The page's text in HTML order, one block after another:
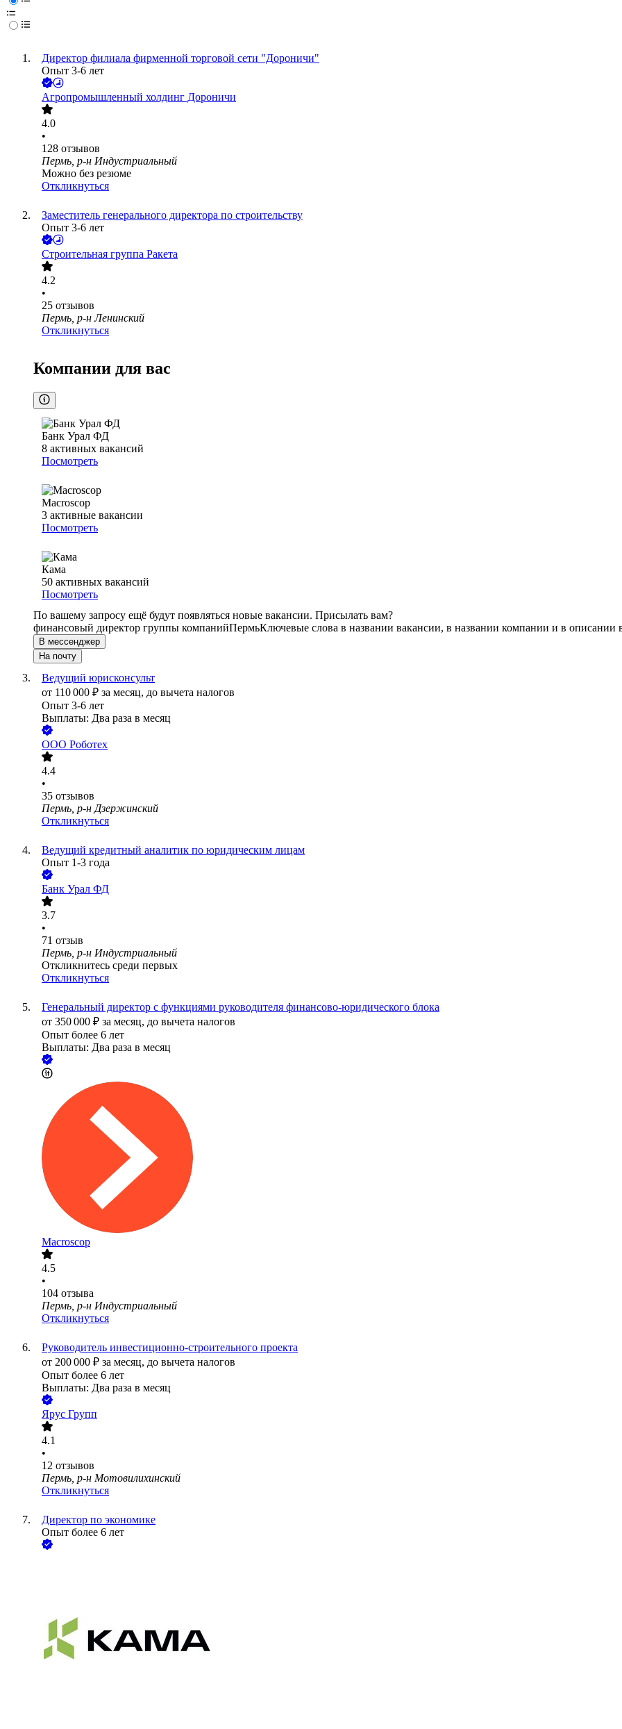
Директор филиала фирменной торговой сети "Дороничи"
Опыт 3-6 лет
Агропромышленный холдинг Дороничи
4.0
•
128 отзывов
Пермь, р-н Индустриальный
Можно без резюме
Откликнуться
Заместитель генерального директора по строительству
Опыт 3-6 лет
Строительная группа Ракета
4.2
•
25 отзывов
Пермь, р-н Ленинский
Откликнуться
Компании для вас
Банк Урал ФД
8 активных вакансий
Посмотреть
Macroscop
3 активные вакансии
Посмотреть
Кама
50 активных вакансий
Посмотреть
По вашему запросу ещё будут появляться новые вакансии. Присылать вам?
финансовый директор группы компанийПермьКлючевые слова в названии вакансии, в названии компании и в описании
В мессенджер
На почту
Ведущий юрисконсульт
от 110 000 ₽ за месяц, до вычета налогов
Опыт 3-6 лет
Выплаты: Два раза в месяц
ООО Роботех
4.4
•
35 отзывов
Пермь, р-н Дзержинский
Откликнуться
Ведущий кредитный аналитик по юридическим лицам
Опыт 1-3 года
Банк Урал ФД
3.7
•
71 отзыв
Пермь, р-н Индустриальный
Откликнитесь среди первых
Откликнуться
Генеральный директор с функциями руководителя финансово-юридического блока
от 350 000 ₽ за месяц, до вычета налогов
Опыт более 6 лет
Выплаты: Два раза в месяц
Macroscop
4.5
•
104 отзыва
Пермь, р-н Индустриальный
Откликнуться
Руководитель инвестиционно-строительного проекта
от 200 000 ₽ за месяц, до вычета налогов
Опыт более 6 лет
Выплаты: Два раза в месяц
Ярус Групп
4.1
•
12 отзывов
Пермь, р-н Мотовилихинский
Откликнуться
Директор по экономике
Опыт более 6 лет